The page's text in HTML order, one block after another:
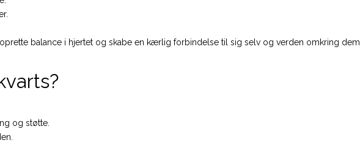
balance i hjertet og skabe en kærlig forbindelse til sig selv og verden omkring dem.
og støtte.